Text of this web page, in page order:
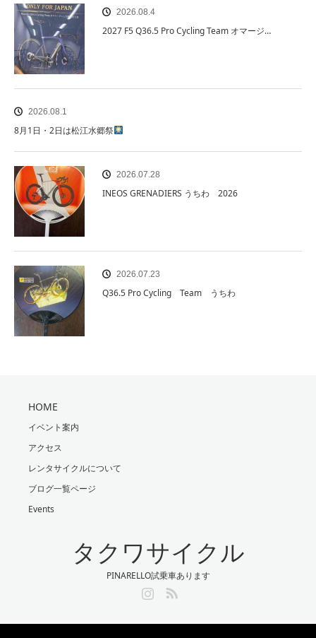
2026.08.4
2027 F5 Q36.5 Pro Cycling Team オマージ…
2026.08.1
8月1日・2日は松江水郷祭
2026.07.28
INEOS GRENADIERS うちわ 2026
2026.07.23
Q36.5 Pro Cycling Team うちわ
HOME
イベント案内
アクセス
レンタサイクルについて
ブログ一覧ページ
Events
タクワサイクル
PINARELLO試乗車あります